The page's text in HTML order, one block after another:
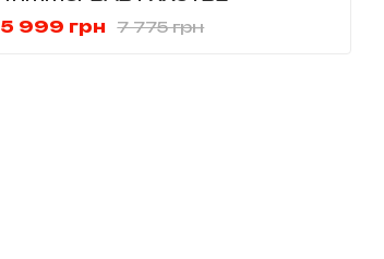
7 775 грн
5 999 грн